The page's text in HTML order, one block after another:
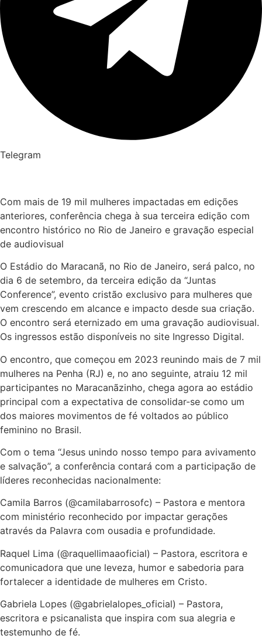
Telegram
Com mais de 19 mil mulheres impactadas em edições
anteriores, conferência chega à sua terceira edição com
encontro histórico no Rio de Janeiro e gravação especial
de audiovisual
O Estádio do Maracanã, no Rio de Janeiro, será palco, no
dia 6 de setembro, da terceira edição da “Juntas
Conference”, evento cristão exclusivo para mulheres que
vem crescendo em alcance e impacto desde sua criação.
O encontro será eternizado em uma gravação audiovisual.
Os ingressos estão disponíveis no site Ingresso Digital.
O encontro, que começou em 2023 reunindo mais de 7 mil
mulheres na Penha (RJ) e, no ano seguinte, atraiu 12 mil
participantes no Maracanãzinho, chega agora ao estádio
principal com a expectativa de consolidar-se como um
dos maiores movimentos de fé voltados ao público
feminino no Brasil.
Com o tema “Jesus unindo nosso tempo para avivamento
e salvação”, a conferência contará com a participação de
líderes reconhecidas nacionalmente:
Camila Barros (@camilabarrosofc) – Pastora e mentora
com ministério reconhecido por impactar gerações
através da Palavra com ousadia e profundidade.
Raquel Lima (@raquellimaaoficial) – Pastora, escritora e
comunicadora que une leveza, humor e sabedoria para
fortalecer a identidade de mulheres em Cristo.
Gabriela Lopes (@gabrielalopes_oficial) – Pastora,
escritora e psicanalista que inspira com sua alegria e
testemunho de fé.